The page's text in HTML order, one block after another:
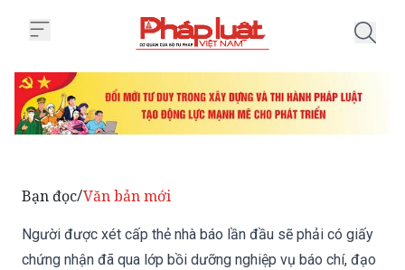
Bạn đọc/Văn bản mới
Người được xét cấp thẻ nhà báo lần đầu sẽ phải có giấy
chứng nhận đã qua lớp bồi dưỡng nghiệp vụ báo chí, đạo